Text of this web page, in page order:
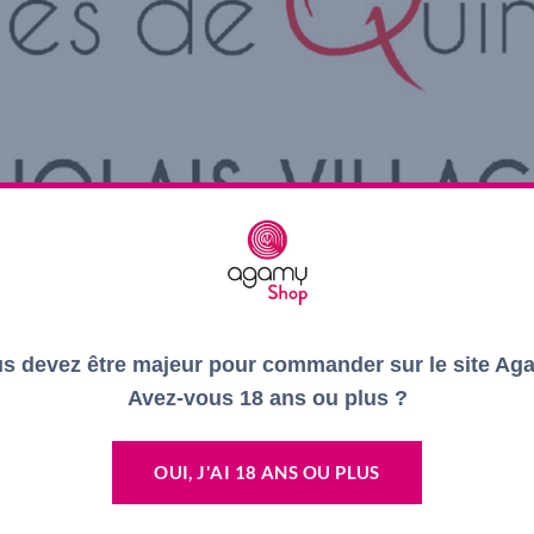
devez être majeur pour commander sur le site
Avez-vous 18 ans ou plus ?
OUI, J'AI 18 ANS OU PLUS